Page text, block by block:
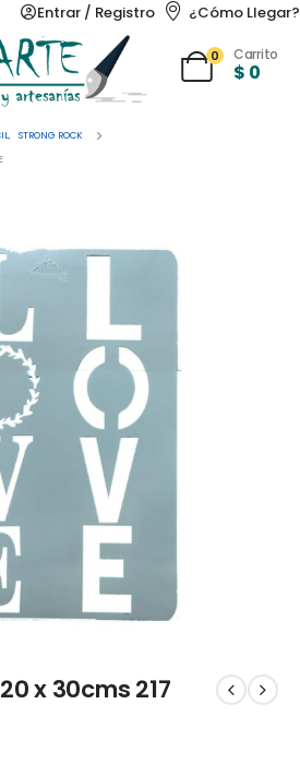
Entrar / Registro ¿Cómo Llegar?
0 Carrito
$ 0
, STRONG ROCK
x 30cms 217